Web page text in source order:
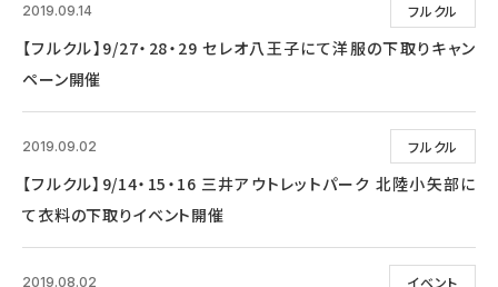
フルクル
2019.09.14
【フルクル】9/27・28・29 セレオ八王子にて洋服の下取りキャン
ペーン開催
フルクル
2019.09.02
【フルクル】9/14・15・16 三井アウトレットパーク 北陸小矢部に
て衣料の下取りイベント開催
イベント
2019.08.02